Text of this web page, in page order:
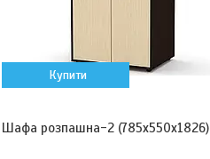
Купити
Шафа розпашна-2 (785х550х1826)